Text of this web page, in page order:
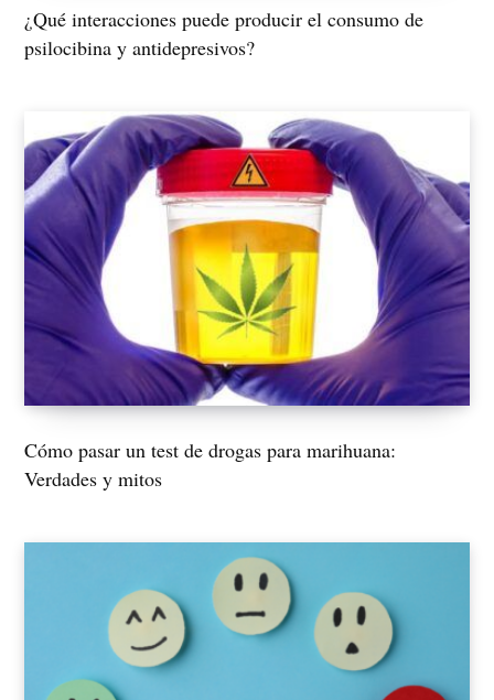
¿Qué interacciones puede producir el consumo de
psilocibina y antidepresivos?
Cómo pasar un test de drogas para marihuana:
Verdades y mitos